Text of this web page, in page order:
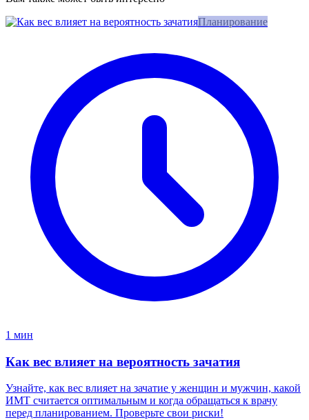
Планирование
1 мин
Как вес влияет на вероятность зачатия
Узнайте, как вес влияет на зачатие у женщин и мужчин, какой
ИМТ считается оптимальным и когда обращаться к врачу
перед планированием. Проверьте свои риски!